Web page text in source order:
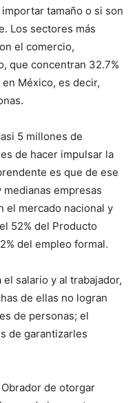
tamaño o si son
Los sectores más
el comercio,
que concentran 32.7%
México, es decir,
5 millones de
de hacer impulsar la
es que de ese
empresas
el mercado nacional y
52% del Producto
del empleo formal.
salario y al trabajador,
de ellas no logran
de personas; el
de garantizarles
de otorgar